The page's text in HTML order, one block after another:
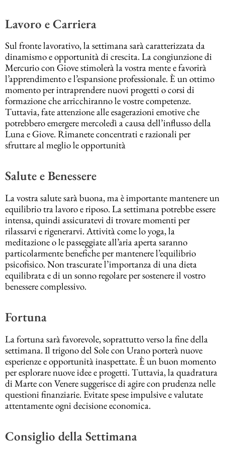
Lavoro e Carriera
Sul fronte lavorativo, la settimana sarà caratterizzata da
dinamismo e opportunità di crescita. La congiunzione di
Mercurio con Giove stimolerà la vostra mente e favorirà
l’apprendimento e l’espansione professionale. È un ottimo
momento per intraprendere nuovi progetti o corsi di
formazione che arricchiranno le vostre competenze.
Tuttavia, fate attenzione alle esagerazioni emotive che
potrebbero emergere mercoledì a causa dell’influsso della
Luna e Giove. Rimanete concentrati e razionali per
sfruttare al meglio le opportunità
Salute e Benessere
La vostra salute sarà buona, ma è importante mantenere un
equilibrio tra lavoro e riposo. La settimana potrebbe essere
intensa, quindi assicuratevi di trovare momenti per
rilassarvi e rigenerarvi. Attività come lo yoga, la
meditazione o le passeggiate all’aria aperta saranno
particolarmente benefiche per mantenere l’equilibrio
psicofisico. Non trascurate l’importanza di una dieta
equilibrata e di un sonno regolare per sostenere il vostro
benessere complessivo.
Fortuna
La fortuna sarà favorevole, soprattutto verso la fine della
settimana. Il trigono del Sole con Urano porterà nuove
esperienze e opportunità inaspettate. È un buon momento
per esplorare nuove idee e progetti. Tuttavia, la quadratura
di Marte con Venere suggerisce di agire con prudenza nelle
questioni finanziarie. Evitate spese impulsive e valutate
attentamente ogni decisione economica.
Consiglio della Settimana